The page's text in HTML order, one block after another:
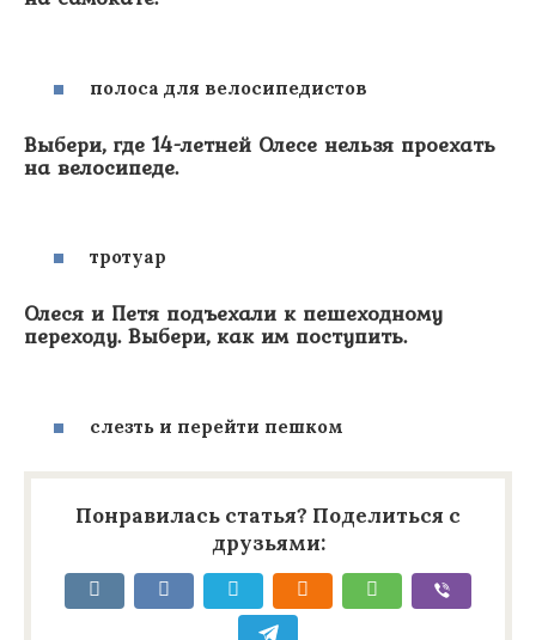
полоса для велосипедистов
Выбери, где 14-летней Олесе нельзя проехать
на велосипеде.
тротуар
Олеся и Петя подъехали к пешеходному
переходу. Выбери, как им поступить.
слезть и перейти пешком
Понравилась статья? Поделиться с
друзьями: